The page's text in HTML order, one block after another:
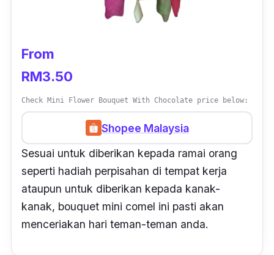
From
RM3.50
Check Mini Flower Bouquet With Chocolate price below:
Shopee Malaysia
Sesuai untuk diberikan kepada ramai orang
seperti hadiah perpisahan di tempat kerja
ataupun untuk diberikan kepada kanak-
kanak, bouquet mini comel ini pasti akan
menceriakan hari teman-teman anda.